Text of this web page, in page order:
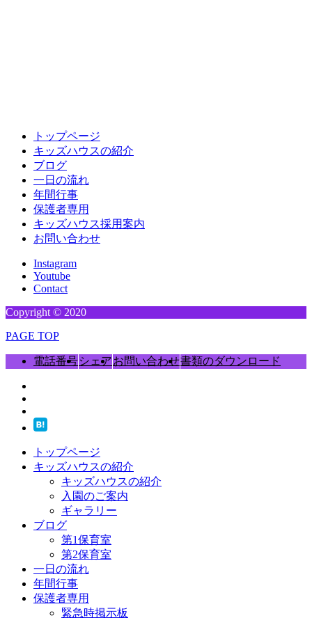
トップページ
キッズハウスの紹介
ブログ
一日の流れ
年間行事
保護者専用
キッズハウス採用案内
お問い合わせ
Instagram
Youtube
Contact
Copyright © 2020
PAGE TOP
電話番号シェアお問い合わせ書類のダウンロード
トップページ
キッズハウスの紹介
キッズハウスの紹介
入園のご案内
ギャラリー
ブログ
第1保育室
第2保育室
一日の流れ
年間行事
保護者専用
緊急時掲示板